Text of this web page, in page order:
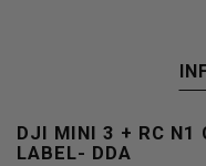
DJI MINI 3 + RC N1
LABEL- DDA